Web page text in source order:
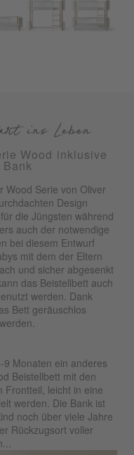
Wood inklusive
ins Leben
Wood Serie von Oliver
Design
die Jüngsten während
auch der notwendige
bei diesem Entwurf
mit dem der Eltern
und sicher abgesenkt
das Beistellbett auch
werden. Dank
Bett geräuschlos
Monaten ein anderes
Beistellbett mit den
Frontteil, leicht in eine
werden. Die Bank ist
noch über viele Jahre
Rückzugsort voller